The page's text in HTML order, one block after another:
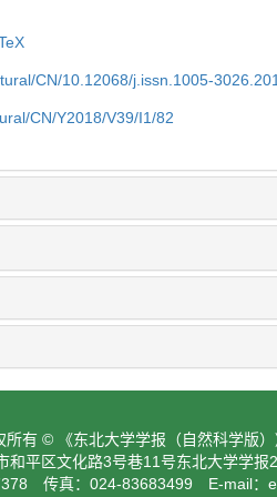
CN/10.12068/j.issn.1005-
CN/Y2018/V39/I1/82
所有 © 《东北大学学报（自然科学版
和平区文化路3号巷11号东北大学学
传真：024-83683499 E-mail：